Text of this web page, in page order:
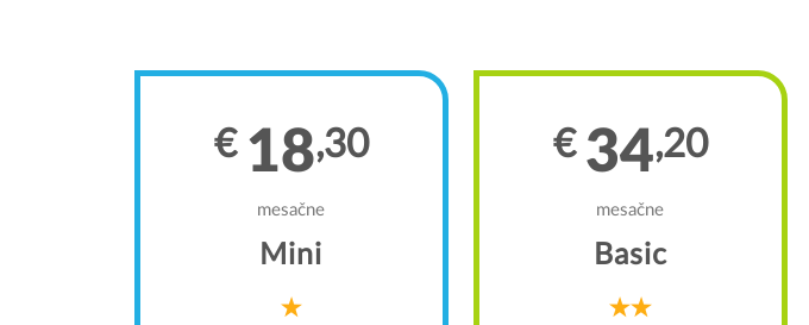
€ 18,30
mesačne
Mini
€ 34,20
mesačne
Basic